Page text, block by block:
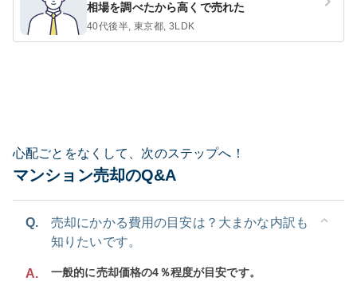
相場を調べたから高くで売れた
40代後半, 東京都, 3LDK
心配ごとをなくして、次のステップへ！
マンション売却のQ&A
Q.
売却にかかる費用の目安は？大まかな内訳も
知りたいです。
A.
一般的に売却価格の4％程度が目安です。